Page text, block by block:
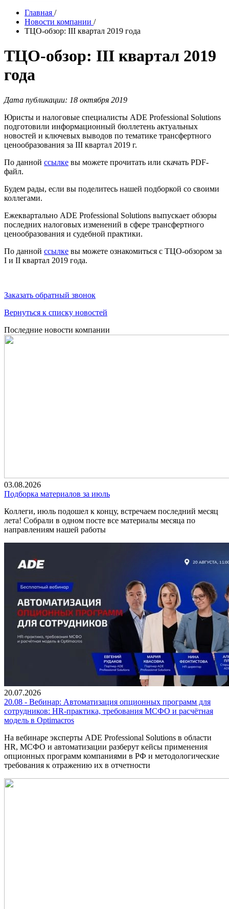
Главная /
Новости компании /
ТЦО-обзор: III квартал 2019 года
ТЦО-обзор: III квартал 2019
года
Дата публикации: 18 октября 2019
Юристы и налоговые специалисты ADE Professional Solutions
подготовили информационный бюллетень актуальных
новостей и ключевых выводов по тематике трансфертного
ценообразования за III квартал 2019 г.
По данной ссылке вы можете прочитать или скачать PDF-
файл.
Будем рады, если вы поделитесь нашей подборкой со своими
коллегами.
Ежеквартально ADE Professional Solutions выпускает обзоры
последних налоговых изменений в сфере трансфертного
ценообразования и судебной практики.
По данной ссылке вы можете ознакомиться с ТЦО-обзором за
I и II квартал 2019 года.
Заказать обратный звонок
Вернуться к списку новостей
Последние новости компании
03.08.2026
Подборка материалов за июль
Коллеги, июль подошел к концу, встречаем последний месяц
лета! Собрали в одном посте все материалы месяца по
направлениям нашей работы
20.07.2026
20.08 - Вебинар: Автоматизация опционных программ для
сотрудников: HR-практика, требования МСФО и расчётная
модель в Optimacros
На вебинаре эксперты ADE Professional Solutions в области
HR, МСФО и автоматизации разберут кейсы применения
опционных программ компаниями в РФ и методологические
требования к отражению их в отчетности